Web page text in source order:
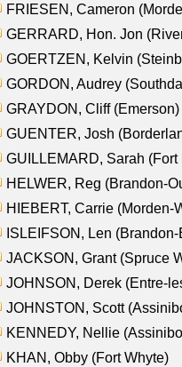
FRIESEN, Cameron
GERRARD, Hon. Jon
GOERTZEN, Kelvin
GORDON, Audrey
GRAYDON, Cliff (Emerson)
GUENTER, Josh
GUILLEMARD, Sarah (Fort
HELWER, Reg (Brandon-
HIEBERT, Carrie (Morden-
ISLEIFSON, Len (Brandon-
JACKSON, Grant (Spruce
JOHNSON, Derek (Entre-
JOHNSTON, Scott
KENNEDY, Nellie
KHAN, Obby (Fort Whyte)